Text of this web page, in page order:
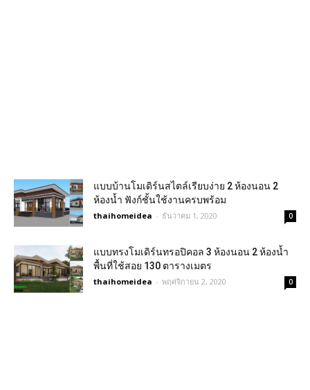
แบบบ้านโมเดิร์นสไตล์เรียบง่าย 2 ห้องนอน 2
ห้องน้ำ ฟังก์ชั้นใช้งานครบพร้อม
thaihomeidea - ธันวาคม 1, 2020 0
แบบทรงโมเดิร์นทรอปิคอล 3 ห้องนอน 2 ห้องน้ำ
พื้นที่ใช้สอย 130 ตารางเมตร
thaihomeidea - พฤศจิกายน 2, 2020 0